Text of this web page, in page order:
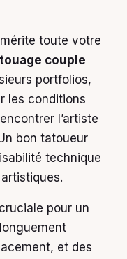
toute votre
couple
portfolios,
les conditions
l’artiste
bon tatoueur
technique
pour un
et des